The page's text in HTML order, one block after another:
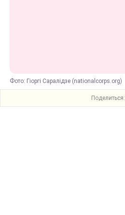
Фото: Гіоргі Саралідзе (nationalcorps.org)
Поделиться: